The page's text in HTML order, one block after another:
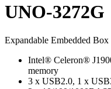
UNO-3272G
Expandable Embedded
Intel® Celeron®
memory
3 x USB2.0, 1 x